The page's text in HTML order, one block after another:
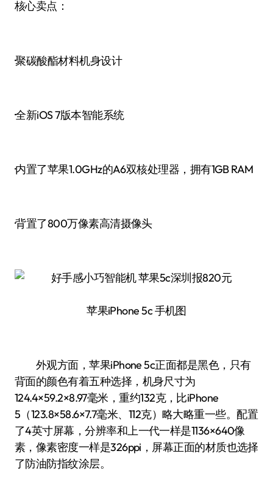
核心卖点：
·聚碳酸酯材料机身设计
·全新iOS 7版本智能系统
·内置了苹果1.0GHz的A6双核处理器，拥有1GB RAM
·背置了800万像素高清摄像头
苹果iPhone 5c 手机图
外观方面，苹果iPhone 5c正面都是黑色，只有
背面的颜色有着五种选择，机身尺寸为
124.4×59.2×8.97毫米，重约132克，比iPhone
5（123.8×58.6×7.7毫米、112克）略大略重一些。配置
了4英寸屏幕，分辨率和上一代一样是1136×640像
素，像素密度一样是326ppi，屏幕正面的材质也选择
了防油防指纹涂层。